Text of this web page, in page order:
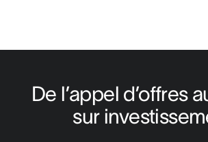
De l’appel d’offres
sur